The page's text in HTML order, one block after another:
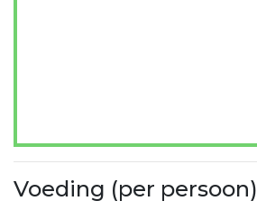
Voeding (per persoon)